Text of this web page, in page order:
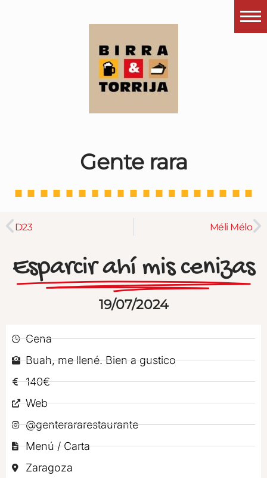
¿Esto que es pués?
Últimas visitas
Todos los garitos
Por el mundo
Contactar
Gente rara
D23 Méli Mélo
Esparcir ahí mis cenizas
19/07/2024
Cena
Buah, me llené. Bien a gustico
140€
Web
@genterararestaurante
Menú / Carta
Zaragoza